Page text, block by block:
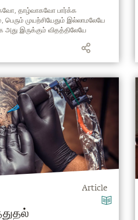
தாழ்வாகவோ பார்க்க
முயற்சியேதும் இல்லாமலேயே
இருக்கும் விதத்திலேயே
விளக்குகிறார்.
Article